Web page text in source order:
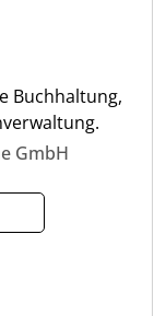
Buchhaltung,
GmbH